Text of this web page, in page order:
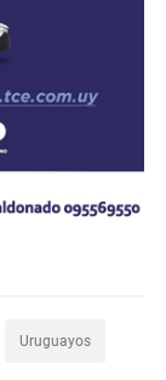
Uruguayos